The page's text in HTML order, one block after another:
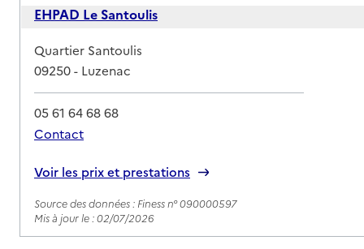
EHPAD Le Santoulis
Adresse
Quartier Santoulis
09250- Luzenac
05 61 64 68 68
Contact
Voir les prix et prestations
Source des données : Finess n° 090000597
Mis à jour le : 02/07/2026